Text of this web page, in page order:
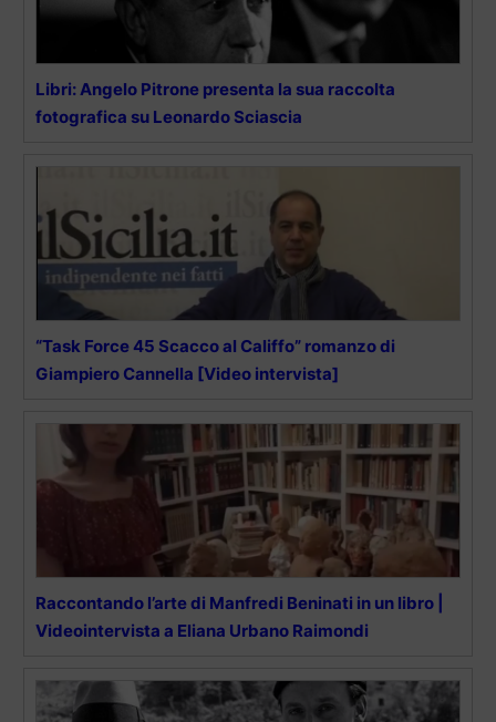
Libri: Angelo Pitrone presenta la sua raccolta
fotografica su Leonardo Sciascia
“Task Force 45 Scacco al Califfo” romanzo di
Giampiero Cannella [Video intervista]
Raccontando l’arte di Manfredi Beninati in un libro |
Videointervista a Eliana Urbano Raimondi